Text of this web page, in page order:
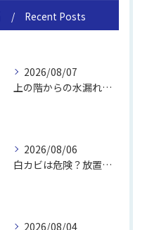
Recent Posts
2026/08/07
上の階からの水漏れでカビ｜対処法と業者
2026/08/06
白カビは危険？放置のリスクと取り方
2026/08/04